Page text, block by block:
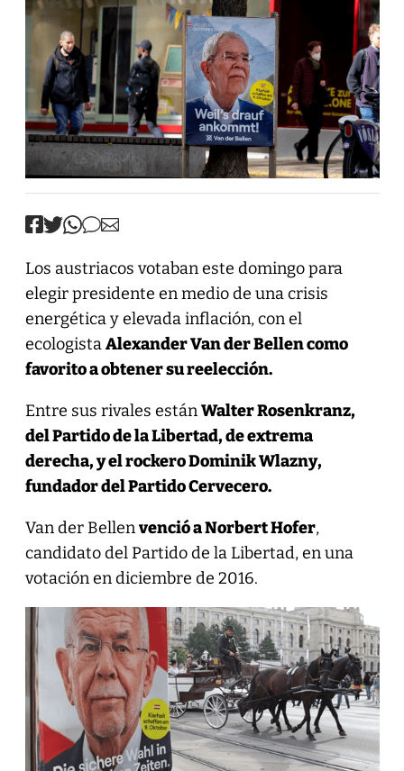
Los austriacos votaban este domingo para
elegir presidente en medio de una crisis
energética y elevada inflación, con el
ecologistaAlexander Van der Bellen como
favorito a obtener su reelección.
Entre sus rivales estánWalter Rosenkranz,
del Partido de la Libertad, de extrema
derecha, y el rockero Dominik Wlazny,
fundador del Partido Cervecero.
Van der Bellenvenció a Norbert Hofer,
candidato del Partido de la Libertad, en una
votación en diciembre de 2016.